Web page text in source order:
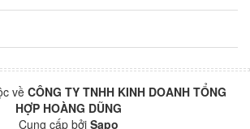
về CÔNG TY TNHH KINH DOANH TỔNG
HỢP HOÀNG DŨNG
Cung cấp bởi Sapo